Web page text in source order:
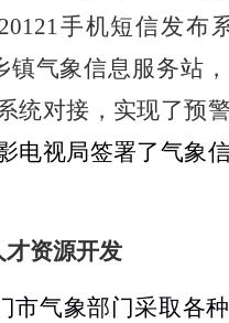
手机短信发布
镇气象信息服务站
统对接，实现了预
电视局签署了气象
资源开发
市气象部门采取各